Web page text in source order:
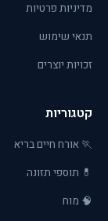
מדיניות פרטיות
תנאי שימוש
זכויות יוצרים
קטגוריות
🏃 אורח חיים בריא
💊 תוספי תזונה
🧠 מוח